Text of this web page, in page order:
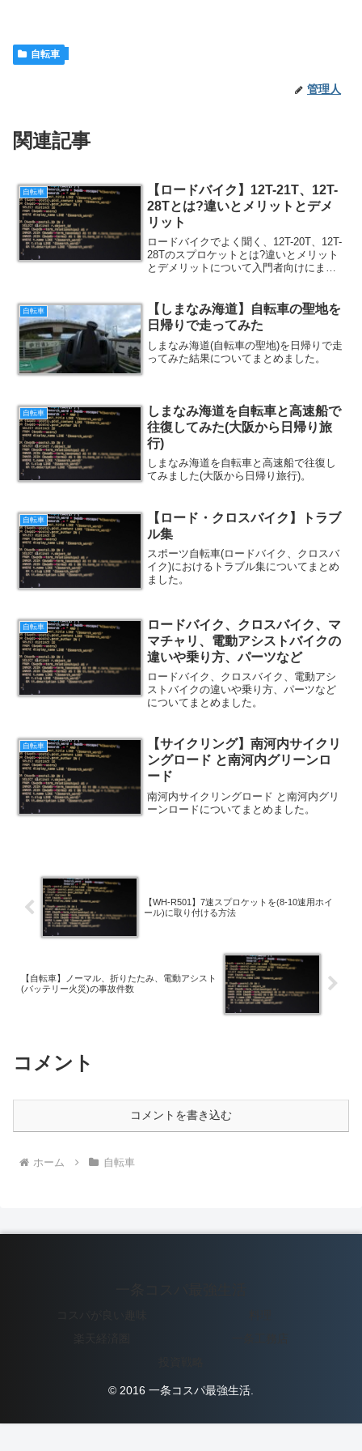
自転車
管理人
関連記事
自転車
【ロードバイク】12T-21T、12T-
28Tとは?違いとメリットとデメ
リット
ロードバイクでよく聞く、12T-20T、12T-
28Tのスプロケットとは?違いとメリット
とデメリットについて入門者向けにまと
自転車
【しまなみ海道】自転車の聖地を
日帰りで走ってみた
しまなみ海道(自転車の聖地)を日帰りで走
ってみた結果についてまとめました。
自転車
しまなみ海道を自転車と高速船で
往復してみた(大阪から日帰り旅
行)
しまなみ海道を自転車と高速船で往復し
てみました(大阪から日帰り旅行)。
自転車
【ロード・クロスバイク】トラブ
ル集
スポーツ自転車(ロードバイク、クロスバ
イク)におけるトラブル集についてまとめ
ました。
自転車
ロードバイク、クロスバイク、マ
マチャリ、電動アシストバイクの
違いや乗り方、パーツなど
ロードバイク、クロスバイク、電動アシ
ストバイクの違いや乗り方、パーツなど
についてまとめました。
自転車
【サイクリング】南河内サイクリ
ングロード と南河内グリーンロ
ード
南河内サイクリングロード と南河内グリ
ーンロードについてまとめました。
【WH-R501】7速スプロケットを(8-10速用ホイ
ール)に取り付ける方法
【自転車】ノーマル、折りたたみ、電動アシスト
(バッテリー火災)の事故件数
コメント
コメントを書き込む
ホーム 自転車
© 2016 一条コスパ最強生活.